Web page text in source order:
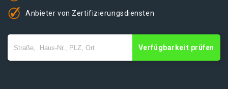
Anbieter von Zertifizierungsdiensten
Verfügbarkeit prüfen